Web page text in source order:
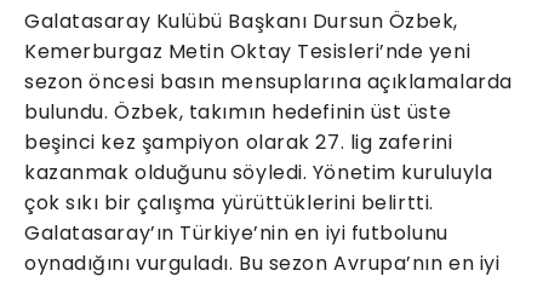
Galatasaray Kulübü Başkanı Dursun Özbek,
Kemerburgaz Metin Oktay Tesisleri’nde yeni
sezon öncesi basın mensuplarına açıklamalarda
bulundu. Özbek, takımın hedefinin üst üste
beşinci kez şampiyon olarak 27. lig zaferini
kazanmak olduğunu söyledi. Yönetim kuruluyla
çok sıkı bir çalışma yürüttüklerini belirtti.
Galatasaray’ın Türkiye’nin en iyi futbolunu
oynadığını vurguladı. Bu sezon Avrupa’nın en iyi